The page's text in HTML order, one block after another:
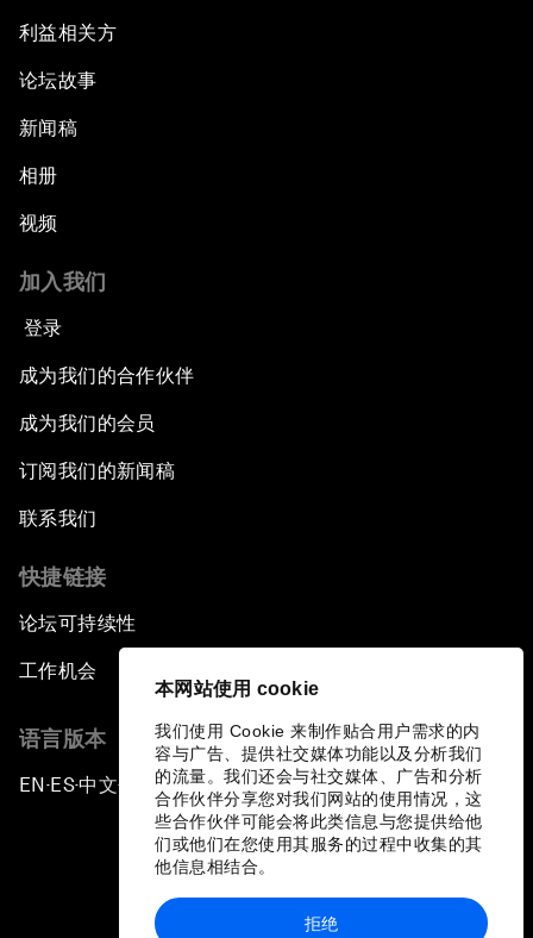
本网站使用 cookie
我们使用 Cookie 来制作贴合用户需求的内
容与广告、提供社交媒体功能以及分析我们
的流量。我们还会与社交媒体、广告和分析
合作伙伴分享您对我们网站的使用情况，这
些合作伙伴可能会将此类信息与您提供给他
们或他们在您使用其服务的过程中收集的其
他信息相结合。
拒绝
利益相关方
论坛故事
新闻稿
相册
视频
加入我们
登录
成为我们的合作伙伴
成为我们的会员
订阅我们的新闻稿
联系我们
快捷链接
论坛可持续性
工作机会
语言版本
EN ▪ES▪中文▪ 日本語